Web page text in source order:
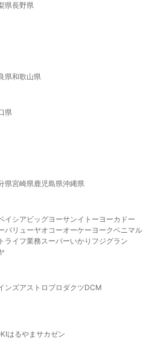
県長野県
県和歌山県
県
県宮崎県鹿児島県沖縄県
イシア ビッグヨーサンイトーヨーカドー
バリューヤオコーオーケー ヨークベニマル
ライフ業務スーパーいかり フジグラン
ンズアストロプロダクツDCM
はるやま サカゼン